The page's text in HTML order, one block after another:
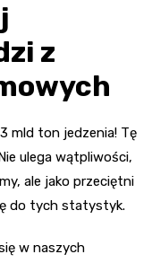
z
mld ton jedzenia! Tę
ulega wątpliwości,
ale jako przeciętni
do tych statystyk.
w naszych